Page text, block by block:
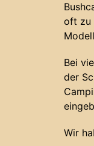
oft zu
Bei
der
Wir